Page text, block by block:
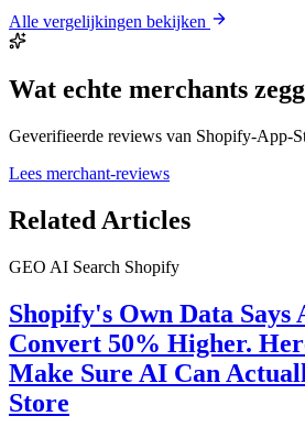
Alle vergelijkingen bekijken
Wat echte merchants
Geverifieerde reviews van Shopify-App-
Lees merchant-reviews
Related Articles
GEO AI Search Shopify
Shopify's Own Data Says
Convert 50% Higher.
Make Sure AI Can
Store